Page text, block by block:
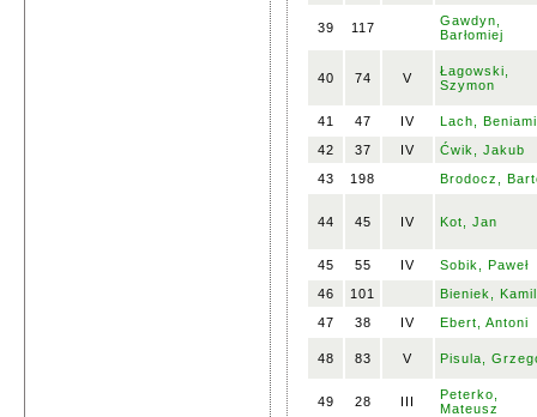
39 117
Gawdyn,
Barłomiej
40 74 V
Łagowski,
Szymon
41 47 IV
Lach,
42
37 IV
Ćwik, Jakub
43
198 Brodocz,
44 45 IV Kot, Jan
45 55 IV
Sobik, Paweł
46
101
Bieniek, Kamil
47
38 IV Ebert, Antoni
48 83 V Pisula,
49 28 III
Peterko,
Mateusz